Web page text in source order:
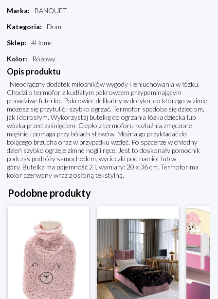
Marka:
BANQUET
Kategoria:
Dom
Sklep:
4Home
Kolor: Różowy
Opis produktu
Nieodłączny dodatek miłośników wygody i leniuchowania w łóżku.
Chodzi o termofor z kudłatym pokrowcem przypominającym
prawdziwe futerko. Pokrowiec delikatny w dotyku, do którego w zimie
możesz się przytulić i szybko ogrzać. Termofor spodoba się dzieciom,
jak i dorosłym. Wykorzystaj butelkę do ogrzania łóżka dziecka lub
wózka przed zaśnięciem. Ciepło z termoforu rozluźnia zmęczone
mięśnie i pomaga przy bólach stawów. Można go przykładać do
bolącego brzucha oraz w przypadku wzdęć. Po spacerze w chłodny
dzień szybko ogrzeje zimne nogi i ręce. Jest to doskonały pomocnik
podczas podróży samochodem, wycieczki pod namiot lub w
góry. Butelka ma pojemność 2 l, wymiary: 20 x 36 cm. Termofor ma
kolor czerwony wraz z osłoną tekstylną.
Podobne produkty